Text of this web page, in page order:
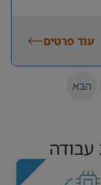
עוד פרטים
הבא